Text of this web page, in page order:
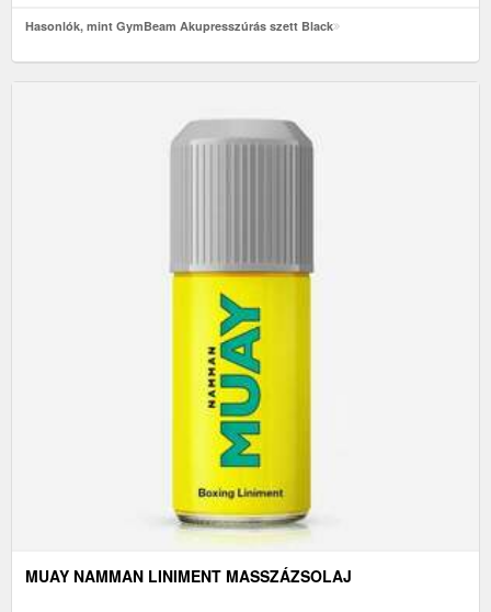
Hasonlók, mint GymBeam Akupresszúrás szett Black
MUAY NAMMAN LINIMENT MASSZÁZSOLAJ